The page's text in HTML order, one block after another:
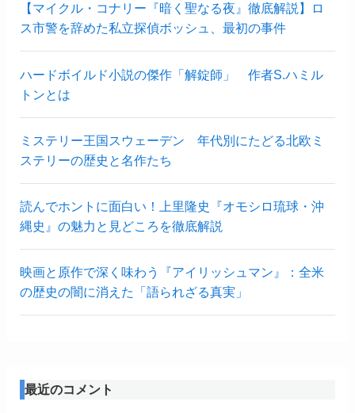
【マイクル・コナリー『暗く聖なる夜』徹底解説】ロ
ス市警を辞めた私立探偵ボッシュ、最初の事件
ハードボイルド小説の傑作「解錠師」 作者S.ハミル
トンとは
ミステリー王国スウェーデン 年代別にたどる北欧ミ
ステリーの歴史と名作たち
読んでホントに面白い！上里隆史『オモシロ琉球・沖
縄史』の魅力と見どころを徹底解説
映画と原作で深く味わう『アイリッシュマン』：全米
の歴史の闇に消えた「語られざる真実」
最近のコメント